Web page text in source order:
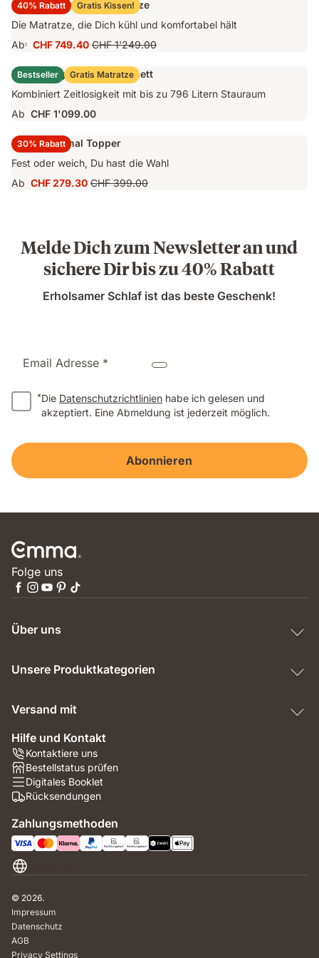
40% Rabatt
Gratis Kissen!
Emma Original Pro Matratze
Die Matratze, die Dich kühl und komfortabel hält
Ab1
Preis
CHF 749.40
CHF 749.40 Ursprünglicher
Preis
CHF 1'249.00
CHF 1'249.00
Bestseller Gratis Matratze
Emma Original Stauraumbett
Kombiniert Zeitlosigkeit mit bis zu 796 Litern Stauraum
Ab CHF 1'099.00
30% Rabatt
Emma Original Topper
Fest oder weich, Du hast die Wahl
Ab Preis
CHF 279.30 Ursprünglicher
CHF 399.00
Melde Dich zum Newsletter an und
sichere Dir bis zu 40% Rabatt
Erholsamer Schlaf ist das beste Geschenk!
Email Adresse *
*Die Datenschutzrichtlinien habe ich gelesen und
akzeptiert. Eine Abmeldung ist jederzeit möglich.
Abonnieren
Folge uns
Über uns
Unsere Produktkategorien
Versand mit
Hilfe und Kontakt
Kontaktiere uns
Bestellstatus prüfen
Digitales Booklet
Rücksendungen
Zahlungsmethoden
© 2026.
Impressum
Datenschutz
AGB
Privacy Settings